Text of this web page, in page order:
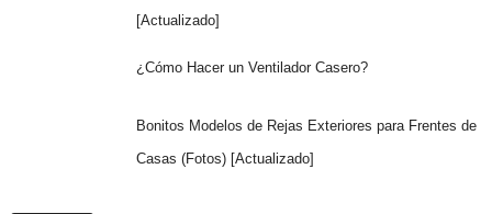
[Actualizado]
¿Cómo Hacer un Ventilador Casero?
Bonitos Modelos de Rejas Exteriores para Frentes de
Casas (Fotos) [Actualizado]